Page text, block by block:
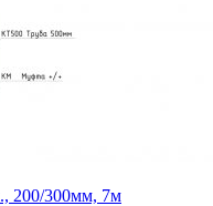
200/300мм, 7м